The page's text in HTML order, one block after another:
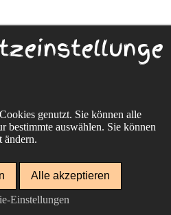
genutzt. Sie können alle
bestimmte auswählen. Sie können
ändern.
Alle akzeptieren
Einstellungen